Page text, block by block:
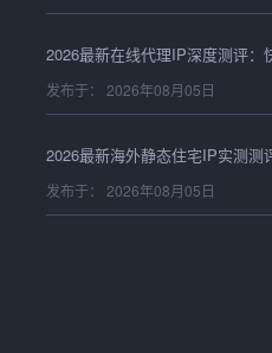
发布于： 2026年08月05日
发布于： 2026年08月05日